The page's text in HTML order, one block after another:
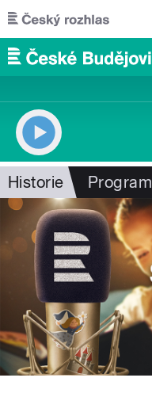
Přejít k hlavnímu obsahu
Historie Program